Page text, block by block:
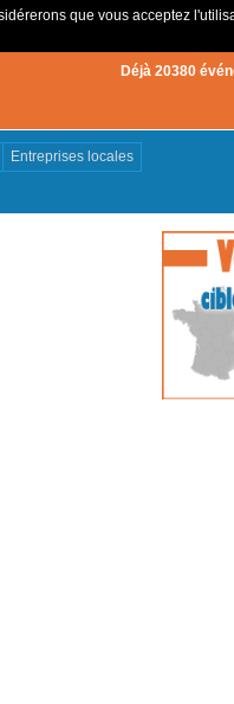
que vous acceptez
Déjà 20380
Entreprises locales